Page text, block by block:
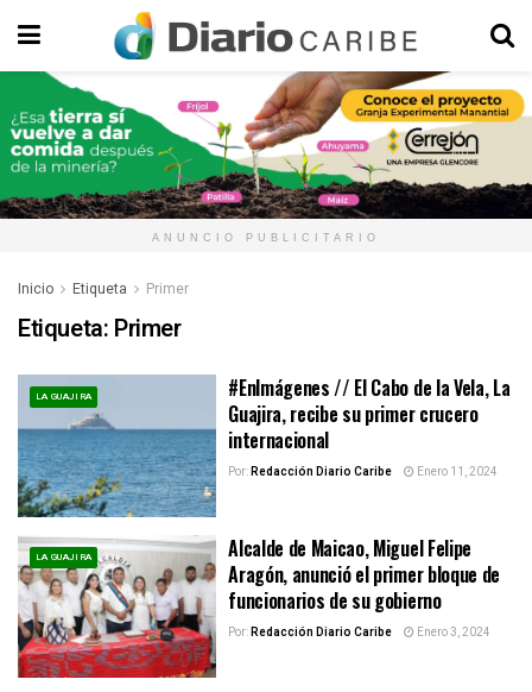
ANUNCIO PUBLICITARIO
Inicio Etiqueta Primer
Etiqueta: Primer
LA GUAJIRA
#EnImágenes // El Cabo de la Vela, La
Guajira, recibe su primer crucero
internacional
Por:Redacción Diario Caribe Enero 11, 2024
LA GUAJIRA
Alcalde de Maicao, Miguel Felipe
Aragón, anunció el primer bloque de
funcionarios de su gobierno
Por:Redacción Diario Caribe Enero 3, 2024